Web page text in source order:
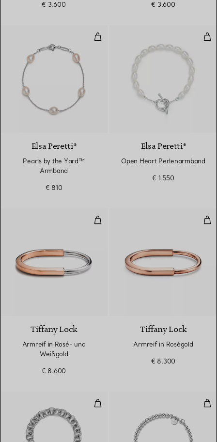
€ 3.600 € 3.600
Pearls by the Yard™ Armband
Elsa Peretti®
Pearls by the Yard™
Armband
€ 810
Elsa Peretti®
Open Heart Perlenarmband
€ 1.550
Armreif in Rosé- und Weißgold
Tiffany Lock
Armreif in Rosé- und
Weißgold
€ 8.600
Tiffany Lock
Armreif in Roségold
€ 8.300
Armband mit Herzanhänger in